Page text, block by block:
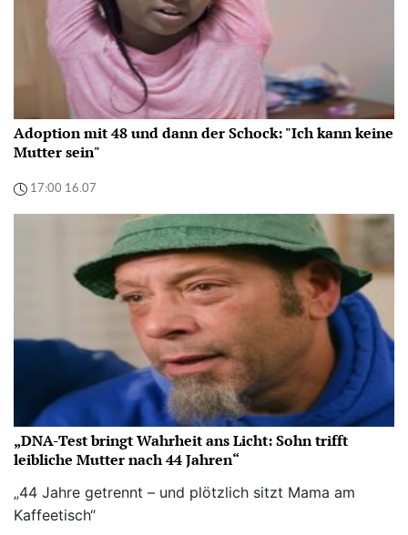
Adoption mit 48 und dann der Schock: "Ich kann keine
Mutter sein"
17:00 16.07
„DNA-Test bringt Wahrheit ans Licht: Sohn trifft
leibliche Mutter nach 44 Jahren“
„44 Jahre getrennt – und plötzlich sitzt Mama am
Kaffeetisch“